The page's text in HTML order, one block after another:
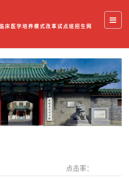
临床医学培养模式改革试点班招生网
点击率：